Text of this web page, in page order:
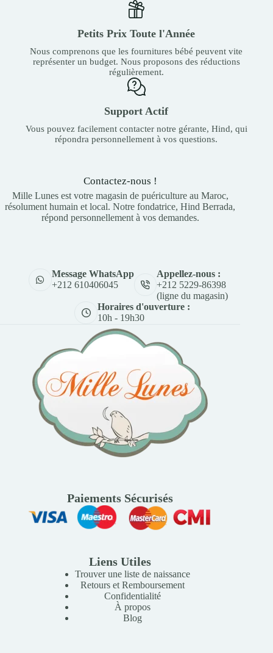
Petits Prix Toute l'Année
Nous comprenons que les fournitures bébé peuvent vite
représenter un budget. Nous proposons des réductions
régulièrement.
Support Actif
Vous pouvez facilement contacter notre gérante, Hind, qui
répondra personnellement à vos questions.
Contactez-nous !
Mille Lunes est votre magasin de puériculture au Maroc,
résolument humain et local. Notre fondatrice, Hind Berrada,
répond personnellement à vos demandes.
Message WhatsApp
+212 610406045
Appellez-nous :
+212 5229-86398
(ligne du magasin)
Horaires d'ouverture :
10h - 19h30
Paiements Sécurisés
Liens Utiles
Trouver une liste de naissance
Retours et Remboursement
Confidentialité
À propos
Blog